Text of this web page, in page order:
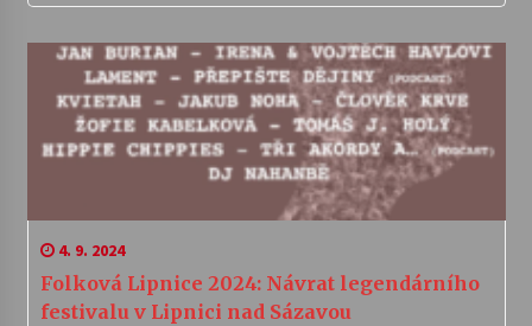
4. 9. 2024
Folková Lipnice 2024: Návrat legendárního
festivalu v Lipnici nad Sázavou